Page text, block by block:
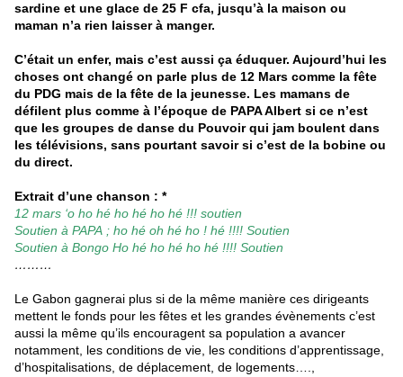
sardine et une glace de 25 F cfa, jusqu’à la maison ou
maman n’a rien laisser à manger.
C’était un enfer, mais c’est aussi ça éduquer. Aujourd’hui les
choses ont changé on parle plus de 12 Mars comme la fête
du PDG mais de la fête de la jeunesse. Les mamans de
défilent plus comme à l’époque de PAPA Albert si ce n’est
que les groupes de danse du Pouvoir qui jam boulent dans
les télévisions, sans pourtant savoir si c’est de la bobine ou
du direct.
Extrait d’une chanson : *
12 mars ‘o ho hé ho hé ho hé !!! soutien
Soutien à PAPA ; ho hé oh hé ho ! hé !!!! Soutien
Soutien à Bongo Ho hé ho hé ho hé !!!! Soutien
………
Le Gabon gagnerai plus si de la même manière ces dirigeants
mettent le fonds pour les fêtes et les grandes évènements c’est
aussi la même qu’ils encouragent sa population a avancer
notamment, les conditions de vie, les conditions d’apprentissage,
d’hospitalisations, de déplacement, de logements….,